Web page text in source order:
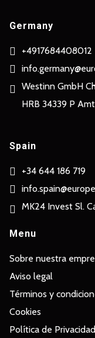
Menu
Sobre nuestra
Aviso legal
Términos y
Cookies
Política de Privacidad
Germany
+4917684408012
Westinn GmbH
HRB 34339 P
Spain
+34 644 186 719
MK24 Invest Sl.